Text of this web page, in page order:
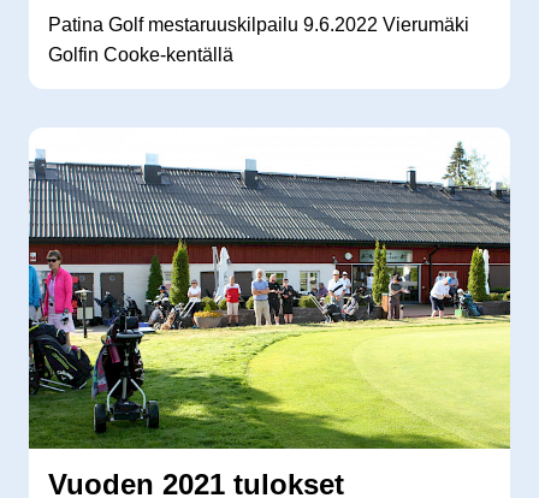
Patina Golf mestaruuskilpailu 9.6.2022 Vierumäki
Golfin Cooke-kentällä
Vuoden 2021 tulokset